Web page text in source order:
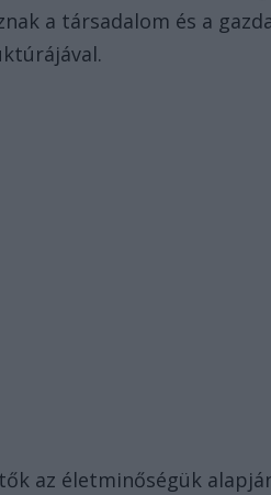
a társadalom és a
az életminőségük